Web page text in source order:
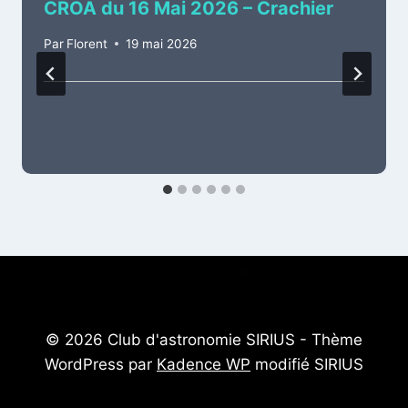
CROA du 16 Mai 2026 – Crachier
Par Florent 19 mai 2026
© 2026 Club d'astronomie SIRIUS - Thème
WordPress par Kadence WP modifié SIRIUS